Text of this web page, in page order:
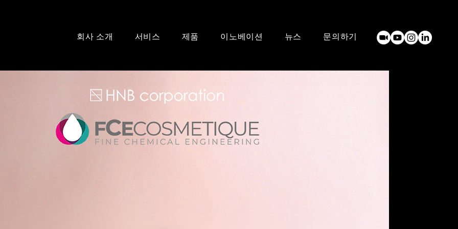
회사 소개 서비스 제품 이노베이션 뉴스 문의하기